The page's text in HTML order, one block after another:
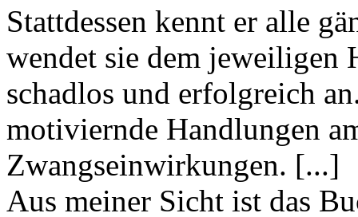
Stattdessen kennt er alle
wendet sie dem jeweiligen
schadlos und erfolgreich
motiviernde Handlungen
Zwangseinwirkungen. [...]
Aus meiner Sicht ist das